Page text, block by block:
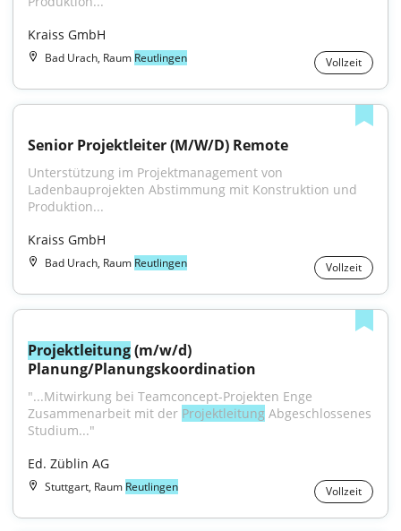
Kraiss GmbH
Bad Urach, Raum Reutlingen Vollzeit
Senior Projektleiter (M/W/D) Remote
Unterstützung im Projektmanagement von
Ladenbauprojekten Abstimmung mit Konstruktion und
Produktion...
Kraiss GmbH
Bad Urach, Raum Reutlingen Vollzeit
Projektleitung (m/w/d)
Planung/Planungskoordination
"...Mitwirkung bei Teamconcept-Projekten Enge
Zusammenarbeit mit der Projektleitung Abgeschlossenes
Studium..."
Ed. Züblin AG
Stuttgart, Raum Reutlingen Vollzeit